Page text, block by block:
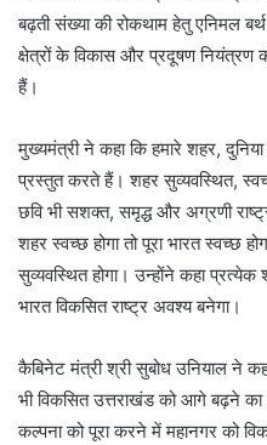
बढ़ती संख्या की रोकथाम हेतु एनिमल
क्षेत्रों के विकास और प्रदूषण नियंत्रण
हैं।
मुख्यमंत्री ने कहा कि हमारे शहर,
प्रस्तुत करते हैं। शहर सुव्यवस्थित,
छवि भी सशक्त, समृद्ध और अग्रणी
शहर स्वच्छ होगा तो पूरा भारत स्वच्छ
सुव्यवस्थित होगा। उन्होंने कहा
भारत विकसित राष्ट्र अवश्य बनेगा।
कैबिनेट मंत्री श्री सुबोध उनियाल ने
भी विकसित उत्तराखंड को आगे बढ़ने
कल्पना को पूरा करने में महानगर को